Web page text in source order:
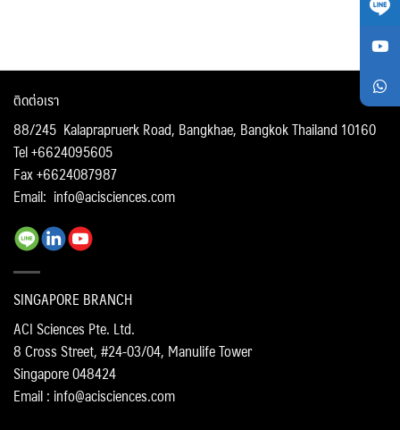
ติดต่อเรา
88/245 Kalaprapruerk Road, Bangkhae, Bangkok Thailand 10160
Tel +6624095605
Fax +6624087987
Email: info@acisciences.com
SINGAPORE BRANCH
ACI Sciences Pte. Ltd.
8 Cross Street, #24-03/04, Manulife Tower
Singapore 048424
Email : info@acisciences.com